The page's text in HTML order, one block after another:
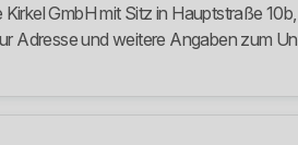
GmbH mit Sitz in Hauptstraße
Adresse und weitere Angaben zum